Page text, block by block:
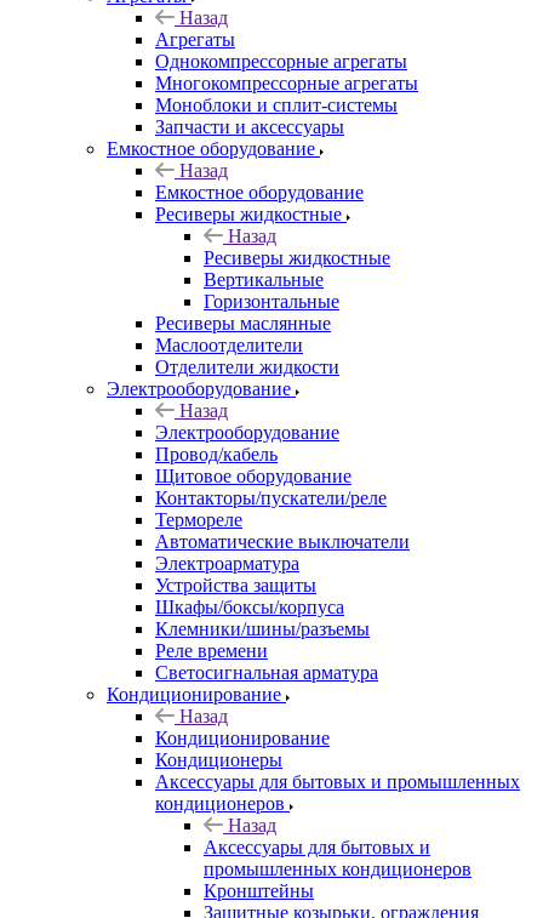
Назад
Агрегаты
Однокомпрессорные агрегаты
Многокомпрессорные агрегаты
Моноблоки и сплит-системы
Запчасти и аксессуары
Емкостное оборудование
Назад
Емкостное оборудование
Ресиверы жидкостные
Назад
Ресиверы жидкостные
Вертикальные
Горизонтальные
Ресиверы маслянные
Маслоотделители
Отделители жидкости
Электрооборудование
Назад
Электрооборудование
Провод/кабель
Щитовое оборудование
Контакторы/пускатели/реле
Термореле
Автоматические выключатели
Электроарматура
Устройства защиты
Шкафы/боксы/корпуса
Клемники/шины/разъемы
Реле времени
Светосигнальная арматура
Кондиционирование
Назад
Кондиционирование
Кондиционеры
Аксессуары для бытовых и промышленных
кондиционеров
Назад
Аксессуары для бытовых и
промышленных кондиционеров
Кронштейны
Защитные козырьки, ограждения